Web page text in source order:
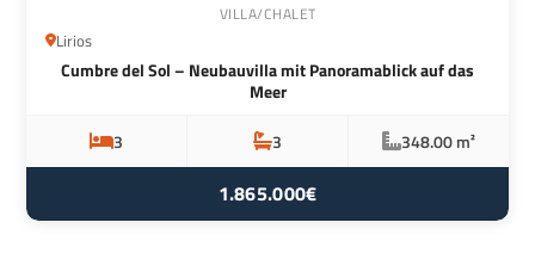
VILLA/CHALET
Lirios
Cumbre del Sol – Neubauvilla mit Panoramablick auf das
Meer
3
3 348.00 m²
1.865.000€